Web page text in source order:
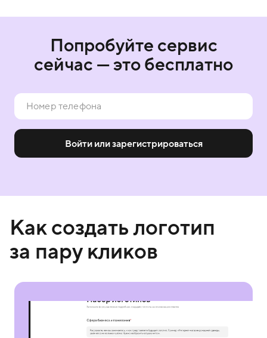
Попробуйте сервис
сейчас — это бесплатно
Войти или зарегистрироваться
Как создать логотип
за пару кликов